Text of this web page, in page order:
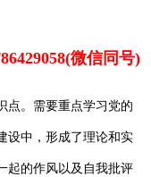
微信同号)
点。需要重点学习党的
设中，形成了理论和实
起的作风以及自我批评